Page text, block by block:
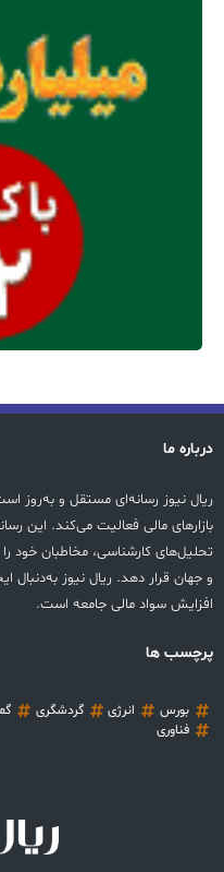
درباره ما
ریال نیوز رسانه‌ای مستقل و به‌روز
بازارهای مالی فعالیت می‌کند. این
تحلیل‌های کارشناسی، مخاطبان خود
و جهان قرار دهد. ریال نیوز
افزایش سواد مالی جامعه است.
پرچسب ها
بورس انرژی گردشگری
فناوری